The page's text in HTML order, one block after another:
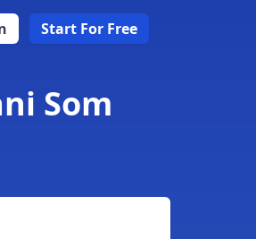
Start For Free
Som